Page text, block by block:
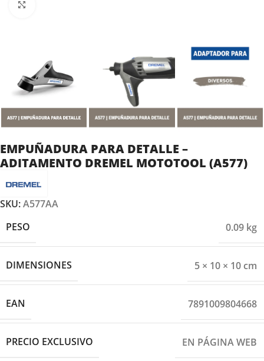
EMPUÑADURA PARA DETALLE –
ADITAMENTO DREMEL MOTOTOOL (A577)
SKU:A577AA
PESO
0.09 kg
DIMENSIONES 5 × 10 × 10 cm
EAN 7891009804668
PRECIO EXCLUSIVO EN PÁGINA WEB